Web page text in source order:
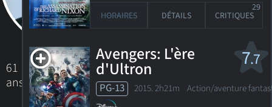
61
ans
HORAIRES DÉTAILS CRITIQUES
29
7.7
Avengers: L'ère
d'Ultron
PG-13 2015. 2h21m Action/aventure